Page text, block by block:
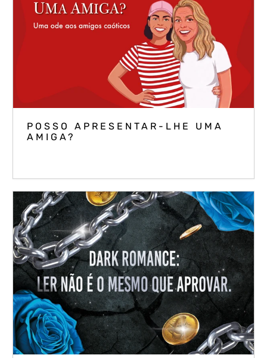
POSSO APRESENTAR-LHE UMA
AMIGA?